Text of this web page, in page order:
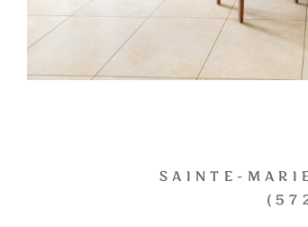
SAINTE-